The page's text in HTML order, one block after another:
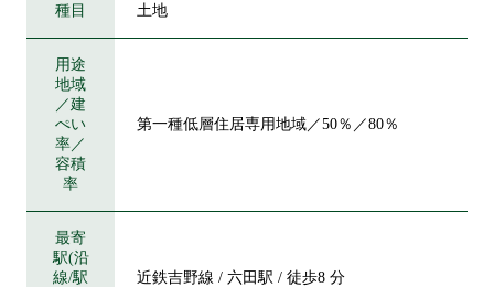
種目 土地
用途
地域
／建
ぺい
率／
容積
率
第一種低層住居専用地域／50％／80％
最寄
駅(沿
線/駅
近鉄吉野線 / 六田駅 / 徒歩8 分